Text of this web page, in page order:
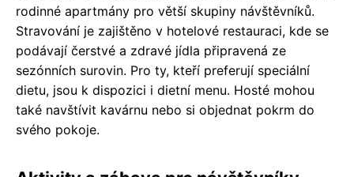
rodinné apartmány pro větší skupiny návštěvníků.
Stravování je zajištěno v hotelové restauraci, kde se
podávají čerstvé a zdravé jídla připravená ze
sezónních surovin. Pro ty, kteří preferují speciální
dietu, jsou k dispozici i dietní menu. Hosté mohou
také navštívit kavárnu nebo si objednat pokrm do
svého pokoje.